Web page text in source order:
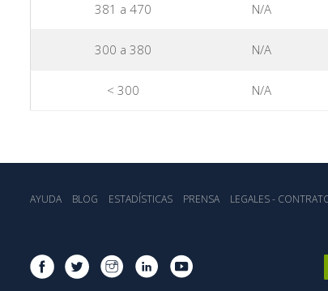
381 a 470 N/A
300 a 380 N/A
< 300 N/A
AYUDA BLOG ESTADÍSTICA‎S PRENSA LEGALES -